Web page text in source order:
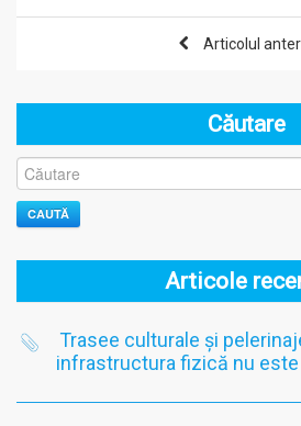
Articolul
Căutare
CAUTĂ
Articole
Trasee culturale și
infrastructura fizică nu